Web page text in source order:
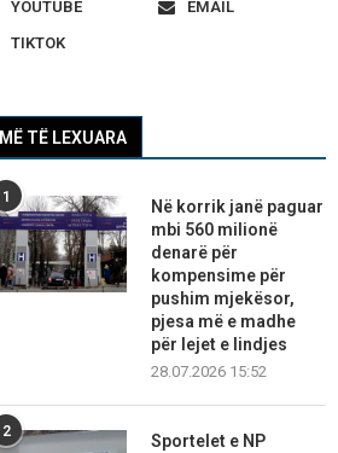
YOUTUBE
EMAIL
TIKTOK
MË TË LEXUARA
1
Në korrik janë paguar
mbi 560 milionë
denarë për
kompensime për
pushim mjekësor,
pjesa më e madhe
për lejet e lindjes
28.07.2026 15:52
2
Sportelet e NP